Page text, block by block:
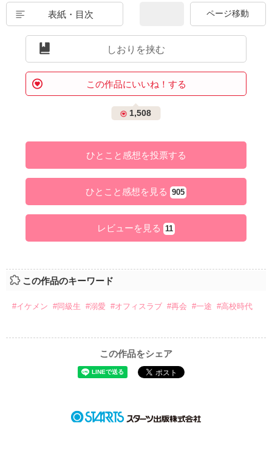
表紙・目次
しおりを挟む
この作品にいいね！する
1,508
ひとこと感想を投票する
ひとこと感想を見る 905
レビューを見る 11
この作品のキーワード
#イケメン #同級生 #溺愛 #オフィスラブ #再会 #一途 #高校時代
この作品をシェア